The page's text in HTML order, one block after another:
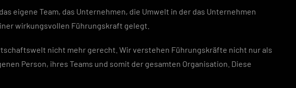
eigene Team, das Unternehmen, die Umwelt in der das Unternehmen
wirkungsvollen Führungskraft gelegt.
nicht mehr gerecht. Wir verstehen Führungskräfte nicht nur als
Person, ihres Teams und somit der gesamten Organisation. Diese